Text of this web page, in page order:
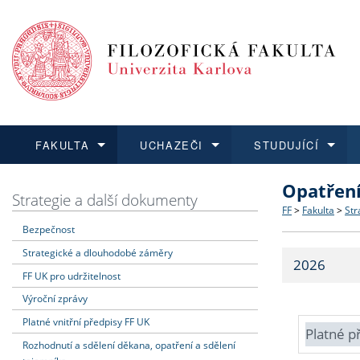
FAKULTA
Dozvědět se více
Struktura
Strategie
Fakultní
UCHAZEČI
Podat přihlášku
Co
Učitelské
STUDUJÍCÍ
Dozvědět se více
Dozvědět se více
O vědě a
Dozvědět se více
Aktuální
Strategie a další dokumenty
Bezpečnost
Strategické a dlouhodobé záměry
FF UK pro udržitelnost
Výroční zprávy
Platné vnitřní předpisy FF UK
Rozhodnutí a sdělení děkana, opatření a sdělení
FF > Fakulta >
2026
Platné